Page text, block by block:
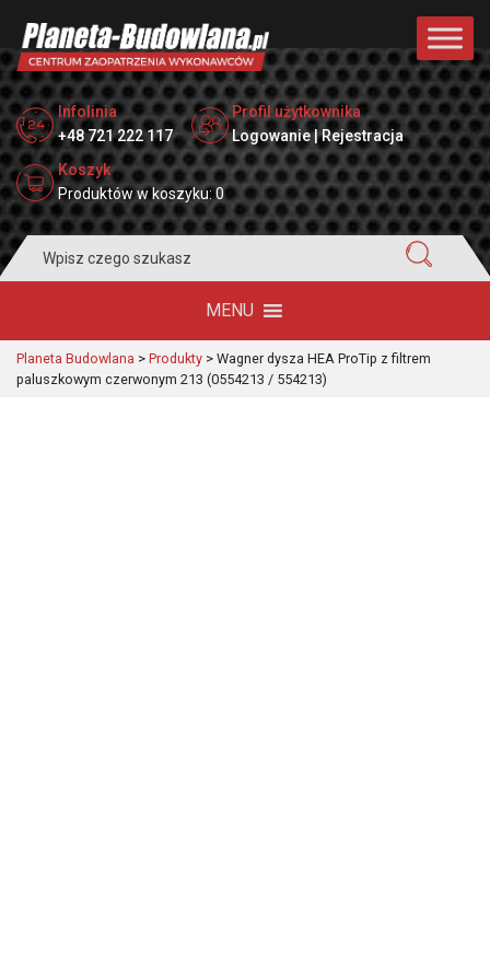
Infolinia
+48 721 222 117
Profil użytkownika
Logowanie | Rejestracja
Koszyk
Produktów w koszyku: 0
for:
MENU
Planeta Budowlana > Produkty > Wagner dysza HEA ProTip z filtrem
paluszkowym czerwonym 213 (0554213 / 554213)